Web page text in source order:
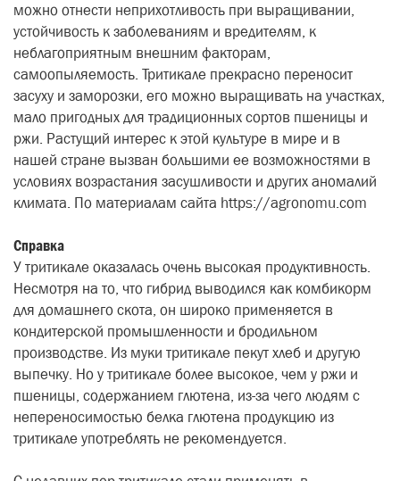
можно отнести неприхотливость при выращивании,
устойчивость к заболеваниям и вредителям, к
неблагоприятным внешним факторам,
самоопыляемость. Тритикале прекрасно переносит
засуху и заморозки, его можно выращивать на участках,
мало пригодных для традиционных сортов пшеницы и
ржи. Растущий интерес к этой культуре в мире и в
нашей стране вызван большими ее возможностями в
условиях возрастания засушливости и других аномалий
климата. По материалам сайта https://agronomu.com
Справка
У тритикале оказалась очень высокая продуктивность.
Несмотря на то, что гибрид выводился как комбикорм
для домашнего скота, он широко применяется в
кондитерской промышленности и бродильном
производстве. Из муки тритикале пекут хлеб и другую
выпечку. Но у тритикале более высокое, чем у ржи и
пшеницы, содержанием глютена, из-за чего людям с
непереносимостью белка глютена продукцию из
тритикале употреблять не рекомендуется.